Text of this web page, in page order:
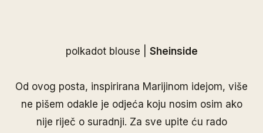
polkadot blouse | Sheinside
Od ovog posta, inspirirana Marijinom idejom, više
ne pišem odakle je odjeća koju nosim osim ako
nije riječ o suradnji. Za sve upite ću rado